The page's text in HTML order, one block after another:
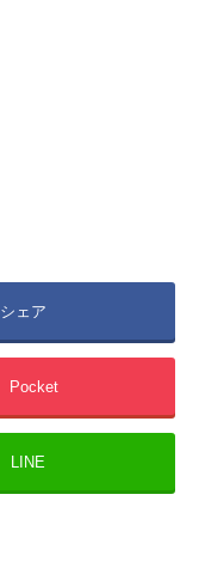
シェア
Pocket
LINE